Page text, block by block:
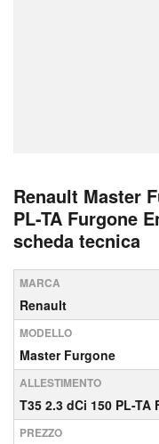
Renault Master
PL-TA Furgone
scheda tecnica
MARCA
Renault
MODELLO
Master Furgone
ALLESTIMENTO
T35 2.3 dCi 150 PL-
PREZZO